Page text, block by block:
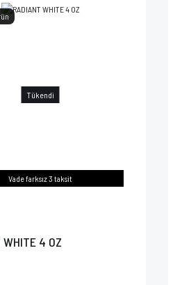
Tükendi
Vade farksız 3 taksit
WHITE 4 OZ